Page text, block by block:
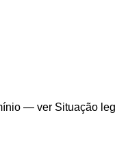
— ver Situação